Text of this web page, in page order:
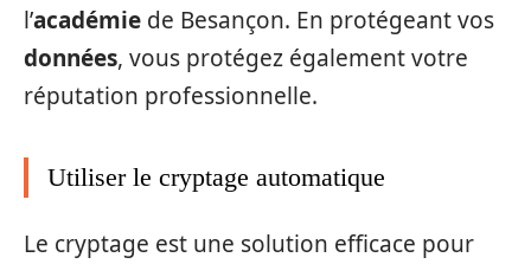
l’académie de Besançon. En protégeant vos
données, vous protégez également votre
réputation professionnelle.
Utiliser le cryptage automatique
Le cryptage est une solution efficace pour